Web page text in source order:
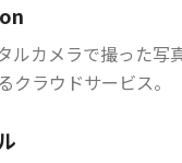
ルカメラで撮った写
クラウドサービス。